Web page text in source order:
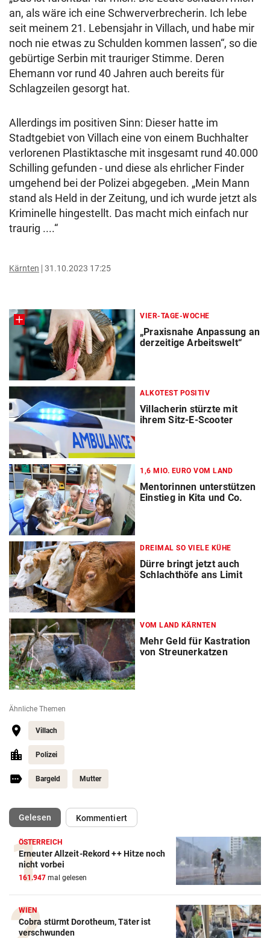
an, als wäre ich eine Schwerverbrecherin. Ich lebe
seit meinem 21. Lebensjahr in Villach, und habe mir
noch nie etwas zu Schulden kommen lassen“, so die
gebürtige Serbin mit trauriger Stimme. Deren
Ehemann vor rund 40 Jahren auch bereits für
Schlagzeilen gesorgt hat.
Allerdings im positiven Sinn: Dieser hatte im
Stadtgebiet von Villach eine von einem Buchhalter
verlorenen Plastiktasche mit insgesamt rund 40.000
Schilling gefunden - und diese als ehrlicher Finder
umgehend bei der Polizei abgegeben. „Mein Mann
stand als Held in der Zeitung, und ich wurde jetzt als
Kriminelle hingestellt. Das macht mich einfach nur
traurig ....“
Kärnten 31.10.2023 17:25
VIER-TAGE-WOCHE
„Praxisnahe Anpassung an
derzeitige Arbeitswelt“
ALKOTEST POSITIV
Villacherin stürzte mit
ihrem Sitz-E-Scooter
1,6 MIO. EURO VOM LAND
Mentorinnen unterstützen
Einstieg in Kita und Co.
DREIMAL SO VIELE KÜHE
Dürre bringt jetzt auch
Schlachthöfe ans Limit
VOM LAND KÄRNTEN
Mehr Geld für Kastration
von Streunerkatzen
Ähnliche Themen
Villach
Polizei
Bargeld Mutter
Gelesen(ausgewählt)Kommentiert
ÖSTERREICH
Erneuter Allzeit-Rekord ++ Hitze noch
nicht vorbei
161.947 mal gelesen
WIEN
Cobra stürmt Dorotheum, Täter ist
verschwunden